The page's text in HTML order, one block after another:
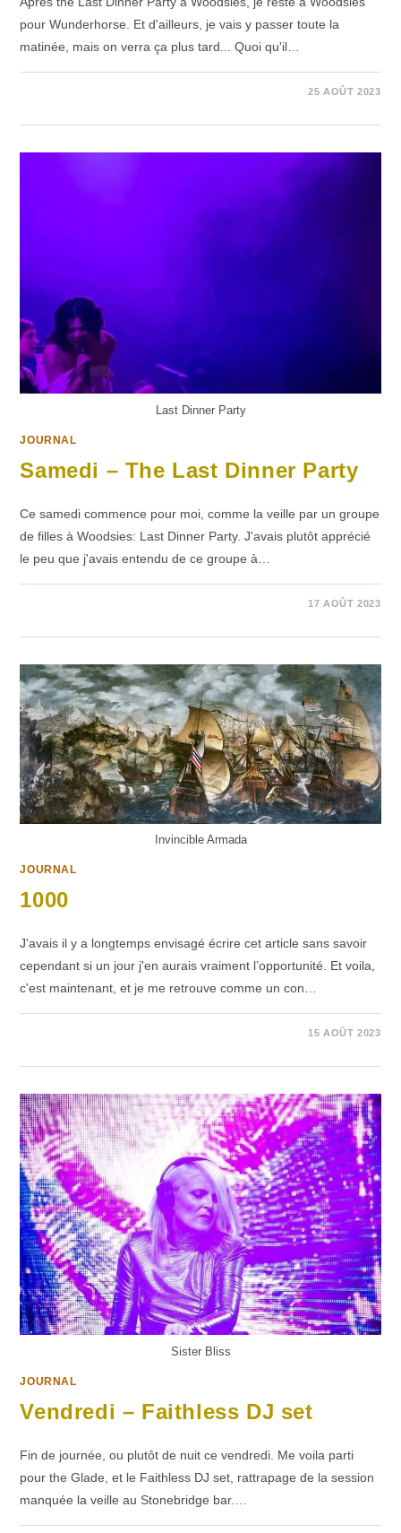
pour Wunderhorse. Et d'ailleurs, je vais y passer toute la
matinée, mais on verra ça plus tard... Quoi qu'il…
25 AOÛT 2023
Last Dinner Party
JOURNAL
Samedi – The Last Dinner Party
Ce samedi commence pour moi, comme la veille par un groupe
de filles à Woodsies: Last Dinner Party. J'avais plutôt apprécié
le peu que j'avais entendu de ce groupe à…
17 AOÛT 2023
Invincible Armada
JOURNAL
1000
J'avais il y a longtemps envisagé écrire cet article sans savoir
cependant si un jour j'en aurais vraiment l’opportunité. Et voila,
c'est maintenant, et je me retrouve comme un con…
15 AOÛT 2023
Sister Bliss
JOURNAL
Vendredi – Faithless DJ set
Fin de journée, ou plutôt de nuit ce vendredi. Me voila parti
pour the Glade, et le Faithless DJ set, rattrapage de la session
manquée la veille au Stonebridge bar.…